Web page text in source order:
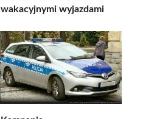
wakacyjnymi wyjazdami